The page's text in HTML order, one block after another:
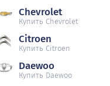
Chevrolet
Купить Chevrolet
Citroen
Купить Citroen
Daewoo
Купить Daewoo